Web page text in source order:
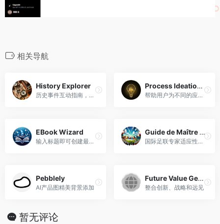
相关导航
History Explorer
历史事件互动指南，增强学习和理解。
Process Ideation GPT
帮助用户为不同的应用程序创建有效且精确的提示，确保提示针对法学硕士进行了优化。
EBook Wizard
输入标题即可创建最佳电子书大纲。
Guide de Maître FIFA
国际足联专家适应性强，个性化顾问，为您带来乐趣。
Pebblely
AI产品图精美背景添加
Future Value Generation
整合创新、战略和远见
暂无评论